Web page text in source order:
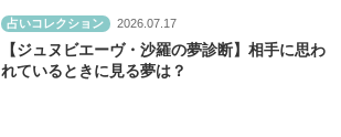
占いコレクション 2026.07.17
【ジュヌビエーヴ・沙羅の夢診断】相手に思わ
れているときに見る夢は？